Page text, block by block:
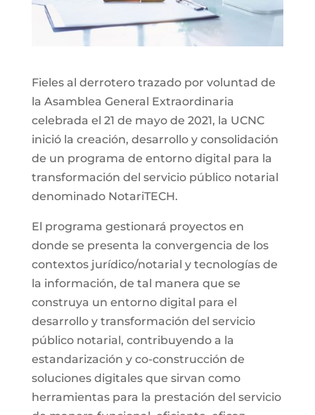
Fieles al derrotero trazado por voluntad de
la Asamblea General Extraordinaria
celebrada el 21 de mayo de 2021, la UCNC
inició la creación, desarrollo y consolidación
de un programa de entorno digital para la
transformación del servicio público notarial
denominado NotariTECH.
El programa gestionará proyectos en
donde se presenta la convergencia de los
contextos jurídico/notarial y tecnologías de
la información, de tal manera que se
construya un entorno digital para el
desarrollo y transformación del servicio
público notarial, contribuyendo a la
estandarización y co-construcción de
soluciones digitales que sirvan como
herramientas para la prestación del servicio